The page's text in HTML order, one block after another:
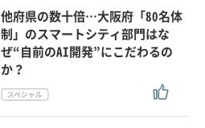
他府県の数十倍…大阪府「80名体
制」のスマートシティ部門はな
ぜ“自前のAI開発”にこだわるの
か？